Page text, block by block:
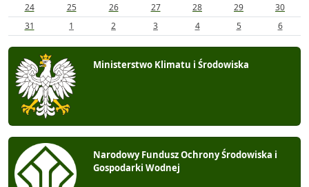
24
25 26 27 28 29
30
31
1 2 3 4 5 6
Ministerstwo Klimatu i Środowiska
Narodowy Fundusz Ochrony Środowiska i
Gospodarki Wodnej